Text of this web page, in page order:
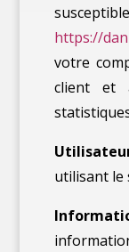
https://
votre
client et
utilisant le